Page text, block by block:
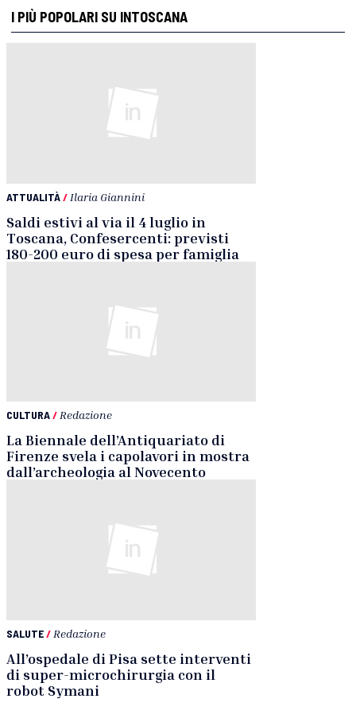
I PIÙ POPOLARI SU INTOSCANA
ATTUALITÀ/ Ilaria Giannini
Saldi estivi al via il 4 luglio in
Toscana, Confesercenti: previsti
180-200 euro di spesa per famiglia
CULTURA/ Redazione
La Biennale dell’Antiquariato di
Firenze svela i capolavori in mostra
dall’archeologia al Novecento
SALUTE/ Redazione
All’ospedale di Pisa sette interventi
di super-microchirurgia con il
robot Symani